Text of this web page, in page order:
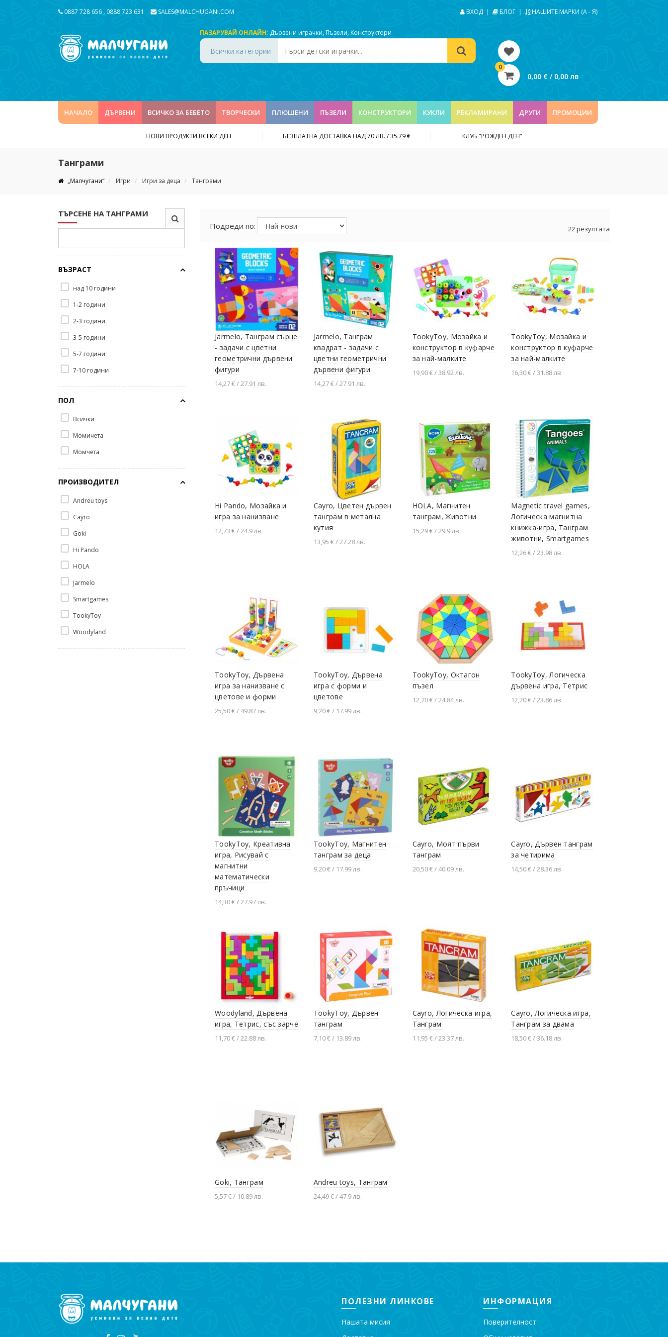
0887 728 656 , 0888 723 631 SALES@MALCHUGANI.COM ВХОД | БЛОГ | НАШИТЕ МАРКИ (А - Я)
ПАЗАРУВАЙ ОНЛАЙН: Дървени играчки,Пъзели,Конструктори
Всички категории
0
0,00 € / 0,00 лв
НАЧАЛО ДЪРВЕНИ ВСИЧКО ЗА БЕБЕТО ТВОРЧЕСКИ ПЛЮШЕНИ ПЪЗЕЛИ КОНСТРУКТОРИ КУКЛИ РЕКЛАМИРАНИ ДРУГИ ПРОМОЦИИ
НОВИ ПРОДУКТИ ВСЕКИ ДЕН БЕЗПЛАТНА ДОСТАВКА НАД 70 ЛВ. / 35.79 € КЛУБ "РОЖДЕН ДЕН"
Танграми
„Малчугани“ Игри Игри за деца Танграми
ТЪРСЕНЕ НА ТАНГРАМИ
ВЪЗРАСТ
над 10 години
1-2 години
2-3 години
3-5 години
5-7 години
7-10 години
ПОЛ
Всички
Момичета
Момчета
ПРОИЗВОДИТЕЛ
Andreu toys
Cayro
Goki
Hi Pando
HOLA
Jarmelo
Smartgames
TookyToy
Woodyland
Подреди по: 22 резултата
Jarmelo, Танграм сърце
- задачи с цветни
геометрични дървени
фигури
14,27 € / 27.91 лв.
Jarmelo, Танграм
квадрат - задачи с
цветни геометрични
дървени фигури
14,27 € / 27.91 лв.
TookyToy, Мозайка и
конструктор в куфарче
за най-малките
19,90 € / 38.92 лв.
TookyToy, Мозайка и
конструктор в куфарче
за най-малките
16,30 € / 31.88 лв.
Hi Pando, Мозайка и
игра за нанизване
12,73 € / 24.9 лв.
Cayro, Цветен дървен
танграм в метална
кутия
13,95 € / 27.28 лв.
HOLA, Магнитен
танграм, Животни
15,29 € / 29.9 лв.
Magnetic travel games,
Логическа магнитна
книжка-игра, Танграм
животни, Smartgames
12,26 € / 23.98 лв.
TookyToy, Дървена
игра за нанизване с
цветове и форми
25,50 € / 49.87 лв.
TookyToy, Дървена
игра с форми и
цветове
9,20 € / 17.99 лв.
TookyToy, Октагон
пъзел
12,70 € / 24.84 лв.
TookyToy, Логическа
дървена игра, Тетрис
12,20 € / 23.86 лв.
TookyToy, Креативна
игра, Рисувай с
магнитни
математически
пръчици
14,30 € / 27.97 лв.
TookyToy, Магнитен
танграм за деца
9,20 € / 17.99 лв.
Cayro, Моят първи
танграм
20,50 € / 40.09 лв.
Cayro, Дървен танграм
за четирима
14,50 € / 28.36 лв.
Woodyland, Дървена
игра, Тетрис, със зарче
11,70 € / 22.88 лв.
TookyToy, Дървен
танграм
7,10 € / 13.89 лв.
Cayro, Логическа игра,
Танграм
11,95 € / 23.37 лв.
Cayro, Логическа игра,
Танграм за двама
18,50 € / 36.18 лв.
Goki, Танграм
5,57 € / 10.89 лв.
Andreu toys, Танграм
24,49 € / 47.9 лв.
ПОЛЕЗНИ ЛИНКОВЕ
Нашата мисия
ИНФОРМАЦИЯ
Поверителност